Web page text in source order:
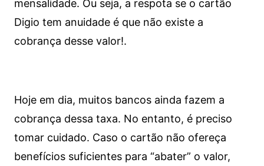
mensalidade. Ou seja, a respota se o cartão
Digio tem anuidade é que não existe a
cobrança desse valor!.
Hoje em dia, muitos bancos ainda fazem a
cobrança dessa taxa. No entanto, é preciso
tomar cuidado. Caso o cartão não ofereça
benefícios suficientes para “abater” o valor,